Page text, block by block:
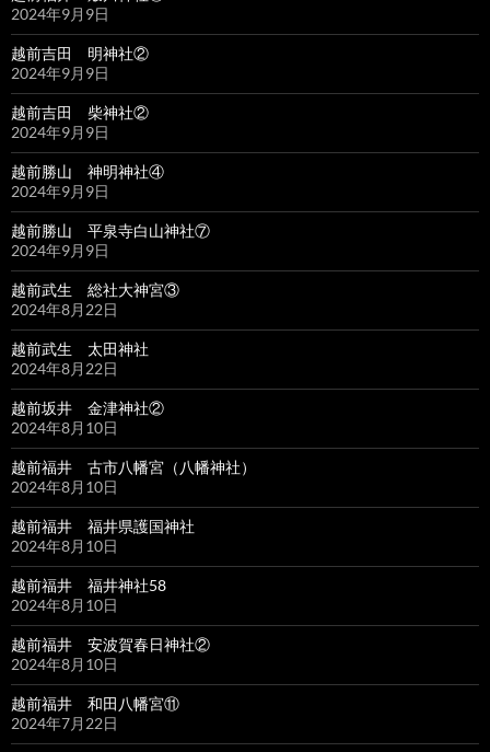
2024年9月9日
越前吉田 明神社②
2024年9月9日
越前吉田 柴神社②
2024年9月9日
越前勝山 神明神社④
2024年9月9日
越前勝山 平泉寺白山神社⑦
2024年9月9日
越前武生 総社大神宮③
2024年8月22日
越前武生 太田神社
2024年8月22日
越前坂井 金津神社②
2024年8月10日
越前福井 古市八幡宮（八幡神社）
2024年8月10日
越前福井 福井県護国神社
2024年8月10日
越前福井 福井神社58
2024年8月10日
越前福井 安波賀春日神社②
2024年8月10日
越前福井 和田八幡宮⑪
2024年7月22日